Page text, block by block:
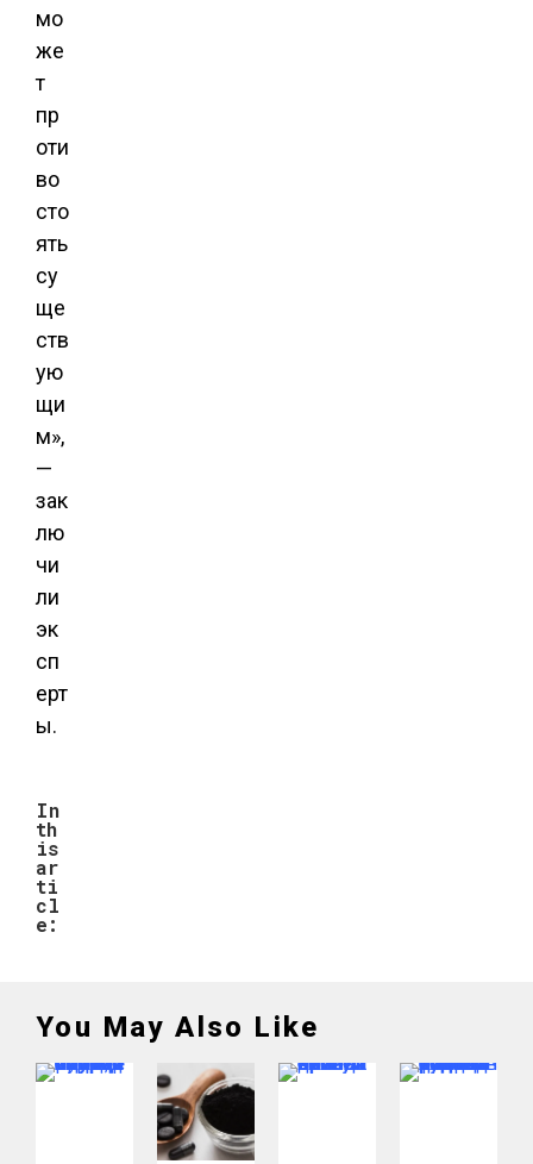
мо
же
т
пр
оти
во
сто
ять
су
ще
ств
ую
щи
м»,
—
зак
лю
чи
ли
эк
сп
ерт
ы.
In
th
is
ar
ti
cl
e:
You May Also Like